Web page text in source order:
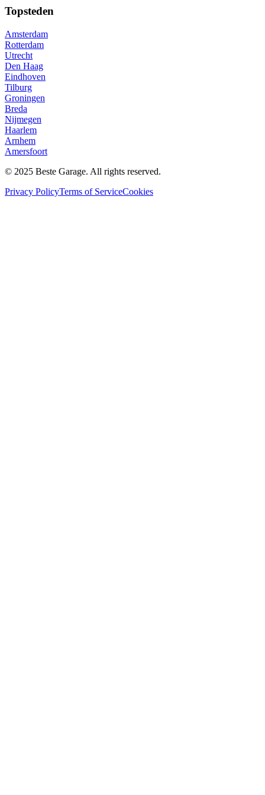
Topsteden
Amsterdam
Rotterdam
Utrecht
Den Haag
Eindhoven
Tilburg
Groningen
Breda
Nijmegen
Haarlem
Arnhem
Amersfoort
© 2025 Beste Garage. All rights reserved.
Privacy PolicyTerms of ServiceCookies